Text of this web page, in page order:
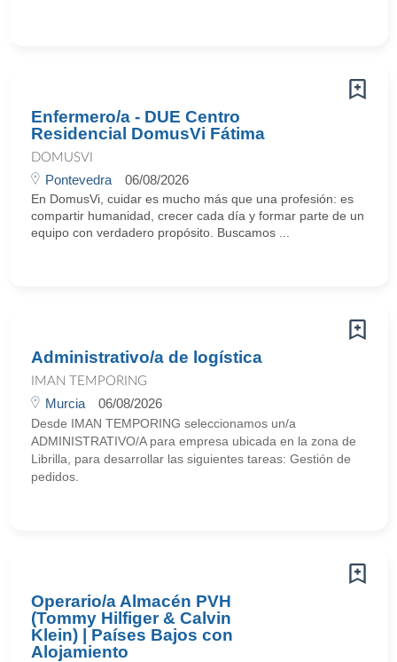
Enfermero/a - DUE Centro
Residencial DomusVi Fátima
DOMUSVI
Pontevedra 06/08/2026
En DomusVi, cuidar es mucho más que una profesión: es
compartir humanidad, crecer cada día y formar parte de un
equipo con verdadero propósito. Buscamos ...
Administrativo/a de logística
IMAN TEMPORING
Murcia 06/08/2026
Desde IMAN TEMPORING seleccionamos un/a
ADMINISTRATIVO/A para empresa ubicada en la zona de
Librilla, para desarrollar las siguientes tareas: Gestión de
pedidos.
Operario/a Almacén PVH
(Tommy Hilfiger & Calvin
Klein) | Países Bajos con
Alojamiento